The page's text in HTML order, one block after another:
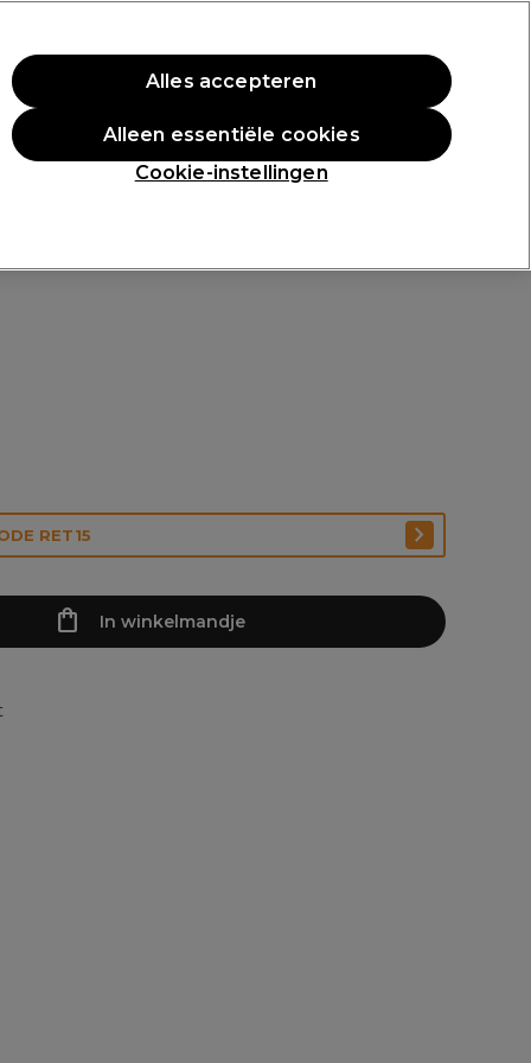
Aanmelden
Professionele Awards
RET15
In winkelmandje
Cookie-instellingen
Alleen essentiële cookies
Alles accepteren